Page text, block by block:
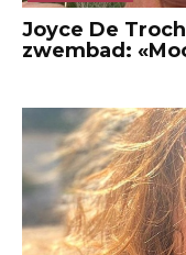
Joyce De
zwembad: